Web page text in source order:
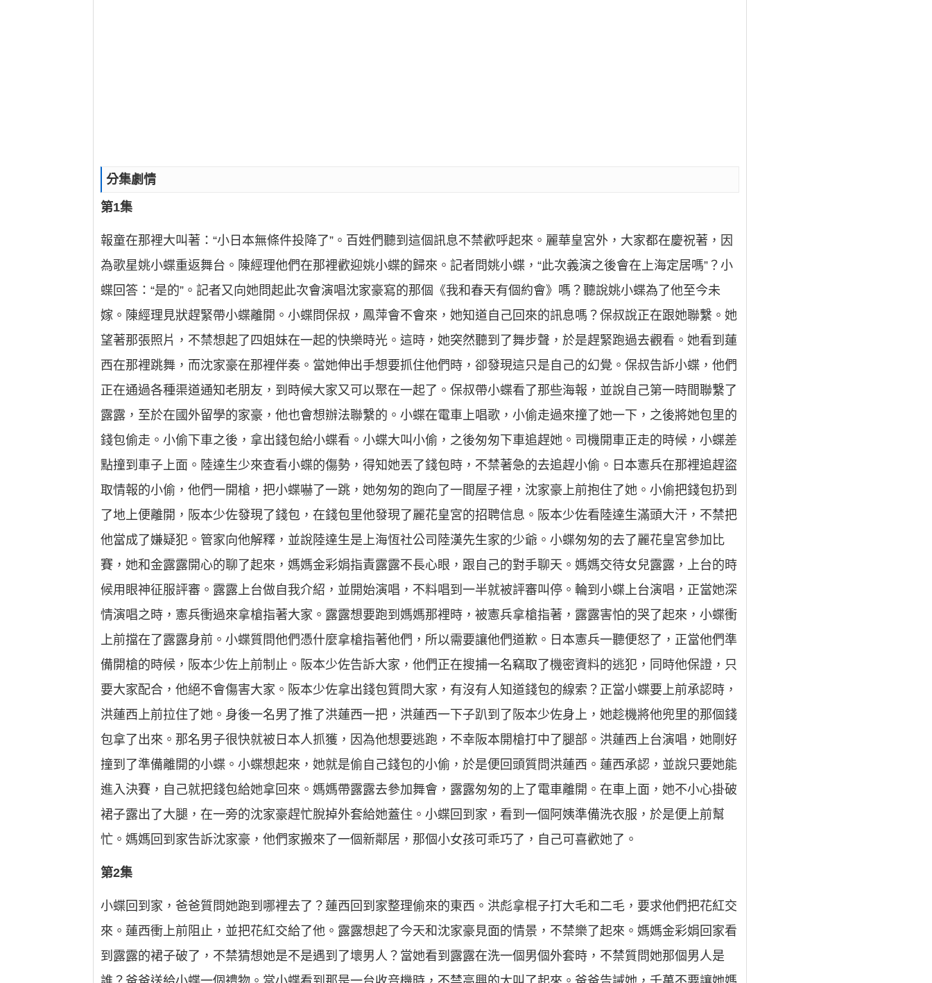
分集劇情
第1集
報童在那裡大叫著：“小日本無條件投降了”。百姓們聽到這個訊息不禁歡呼起來。麗華皇宮外，大家都在慶祝著，因
為歌星姚小蝶重返舞台。陳經理他們在那裡歡迎姚小蝶的歸來。記者問姚小蝶，“此次義演之後會在上海定居嗎”？小
蝶回答：“是的”。記者又向她問起此次會演唱沈家豪寫的那個《我和春天有個約會》嗎？聽說姚小蝶為了他至今未
嫁。陳經理見狀趕緊帶小蝶離開。小蝶問保叔，鳳萍會不會來，她知道自己回來的訊息嗎？保叔說正在跟她聯繫。她
望著那張照片，不禁想起了四姐妹在一起的快樂時光。這時，她突然聽到了舞步聲，於是趕緊跑過去觀看。她看到蓮
西在那裡跳舞，而沈家豪在那裡伴奏。當她伸出手想要抓住他們時，卻發現這只是自己的幻覺。保叔告訴小蝶，他們
正在通過各種渠道通知老朋友，到時候大家又可以聚在一起了。保叔帶小蝶看了那些海報，並說自己第一時間聯繫了
露露，至於在國外留學的家豪，他也會想辦法聯繫的。小蝶在電車上唱歌，小偷走過來撞了她一下，之後將她包里的
錢包偷走。小偷下車之後，拿出錢包給小蝶看。小蝶大叫小偷，之後匆匆下車追趕她。司機開車正走的時候，小蝶差
點撞到車子上面。陸達生少來查看小蝶的傷勢，得知她丟了錢包時，不禁著急的去追趕小偷。日本憲兵在那裡追趕盜
取情報的小偷，他們一開槍，把小蝶嚇了一跳，她匆匆的跑向了一間屋子裡，沈家豪上前抱住了她。小偷把錢包扔到
了地上便離開，阪本少佐發現了錢包，在錢包里他發現了麗花皇宮的招聘信息。阪本少佐看陸達生滿頭大汗，不禁把
他當成了嫌疑犯。管家向他解釋，並說陸達生是上海恆社公司陸漢先生家的少爺。小蝶匆匆的去了麗花皇宮參加比
賽，她和金露露開心的聊了起來，媽媽金彩娟指責露露不長心眼，跟自己的對手聊天。媽媽交待女兒露露，上台的時
候用眼神征服評審。露露上台做自我介紹，並開始演唱，不料唱到一半就被評審叫停。輪到小蝶上台演唱，正當她深
情演唱之時，憲兵衝過來拿槍指著大家。露露想要跑到媽媽那裡時，被憲兵拿槍指著，露露害怕的哭了起來，小蝶衝
上前擋在了露露身前。小蝶質問他們憑什麼拿槍指著他們，所以需要讓他們道歉。日本憲兵一聽便怒了，正當他們準
備開槍的時候，阪本少佐上前制止。阪本少佐告訴大家，他們正在搜捕一名竊取了機密資料的逃犯，同時他保證，只
要大家配合，他絕不會傷害大家。阪本少佐拿出錢包質問大家，有沒有人知道錢包的線索？正當小蝶要上前承認時，
洪蓮西上前拉住了她。身後一名男了推了洪蓮西一把，洪蓮西一下子趴到了阪本少佐身上，她趁機將他兜里的那個錢
包拿了出來。那名男子很快就被日本人抓獲，因為他想要逃跑，不幸阪本開槍打中了腿部。洪蓮西上台演唱，她剛好
撞到了準備離開的小蝶。小蝶想起來，她就是偷自己錢包的小偷，於是便回頭質問洪蓮西。蓮西承認，並說只要她能
進入決賽，自己就把錢包給她拿回來。媽媽帶露露去參加舞會，露露匆匆的上了電車離開。在車上面，她不小心掛破
裙子露出了大腿，在一旁的沈家豪趕忙脫掉外套給她蓋住。小蝶回到家，看到一個阿姨準備洗衣服，於是便上前幫
忙。媽媽回到家告訴沈家豪，他們家搬來了一個新鄰居，那個小女孩可乖巧了，自己可喜歡她了。
第2集
小蝶回到家，爸爸質問她跑到哪裡去了？蓮西回到家整理偷來的東西。洪彪拿棍子打大毛和二毛，要求他們把花紅交
來。蓮西衝上前阻止，並把花紅交給了他。露露想起了今天和沈家豪見面的情景，不禁樂了起來。媽媽金彩娟回家看
到露露的裙子破了，不禁猜想她是不是遇到了壞男人？當她看到露露在洗一個男個外套時，不禁質問她那個男人是